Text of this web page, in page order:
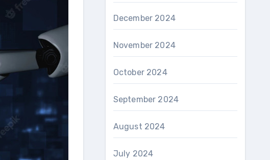
December 2024
November 2024
October 2024
September 2024
August 2024
July 2024